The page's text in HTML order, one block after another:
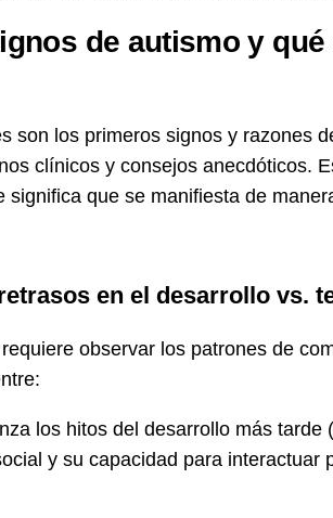
de autismo y
son los primeros signos y razones
clínicos y consejos anecdóticos.
que se manifiesta de
en el desarrollo vs.
observar los patrones de
los hitos del desarrollo más tarde
y su capacidad para interactuar